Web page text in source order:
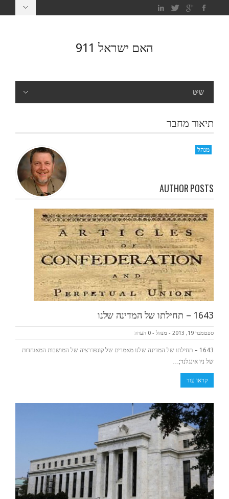
האם ישראל 911
שיט
תיאור מחבר
מנהל
AUTHOR POSTS
1643 – תחילתו של המדינה שלנו
ספטמבר 19, 2013 - מנהל - 0 הערה
1643 – תחילתו של המדינה שלנו מאמרים של קונפדרציה של המושבות המאוחדות
של ניו אינגלנד;…
קראו עוד